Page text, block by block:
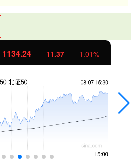
1134.24 11.37 1.01%